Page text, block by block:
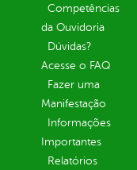
Competências
da Ouvidoria
Dúvidas?
Acesse o FAQ
Fazer uma
Manifestação
Informações
Importantes
Relatórios